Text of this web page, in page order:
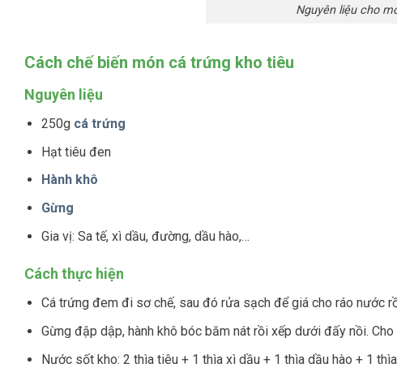
Nguyên liệu cho
Cách chế biến món cá trứng kho tiêu
Nguyên liệu
250g cá trứng
Hạt tiêu đen
Hành khô
Gừng
Gia vị: Sa tế, xì dầu, đường, dầu hào,…
Cách thực hiện
Cá trứng đem đi sơ chế, sau đó rửa sạch để giá cho ráo nước
Gừng đập dập, hành khô bóc băm nát rồi xếp dưới đấy nồi.
Nước sốt kho: 2 thìa tiêu + 1 thìa xì dầu + 1 thìa dầu hào + 1